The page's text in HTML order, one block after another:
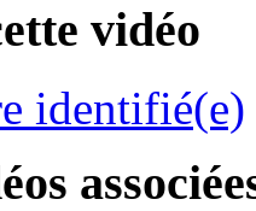
vidéo
identifié(e)